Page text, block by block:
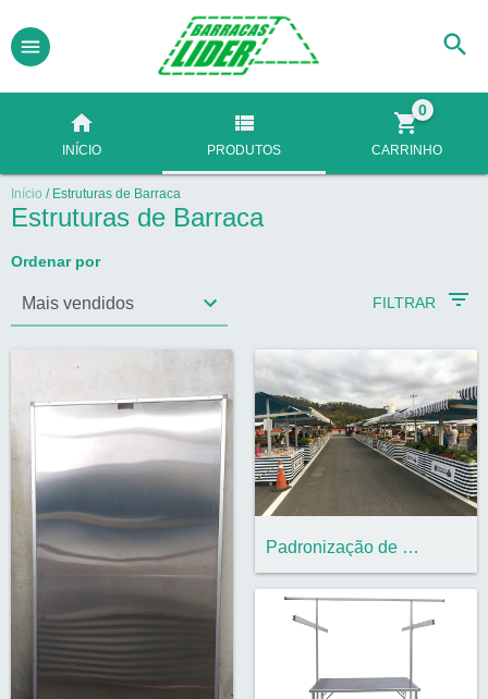
INÍCIO PRODUTOS CARRINHO
0
Início / Estruturas de Barraca
Estruturas de Barraca
Ordenar por
FILTRAR
Padronização de feiras livres Cidade de...